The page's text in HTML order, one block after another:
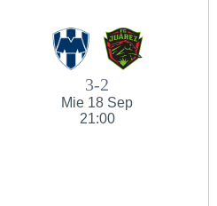
3-2
Mie 18 Sep
21:00